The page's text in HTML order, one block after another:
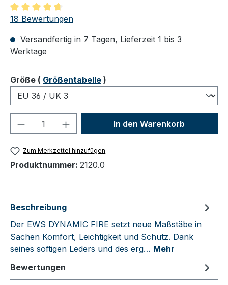
Durchschnittliche Bewertung von 4.83 von 5 Sternen
18 Bewertungen
Versandfertig in 7 Tagen, Lieferzeit 1 bis 3
Werktage
Größeauswählen
( Größentabelle )
Produkt Anzahl: Gib denIn den Warenkorb
Zum Merkzettel hinzufügen
Produktnummer: 2120.0
Beschreibung
Der EWS DYNAMIC FIRE setzt neue Maßstäbe in
Sachen Komfort, Leichtigkeit und Schutz. Dank
seines softigen Leders und des erg… Mehr
Bewertungen